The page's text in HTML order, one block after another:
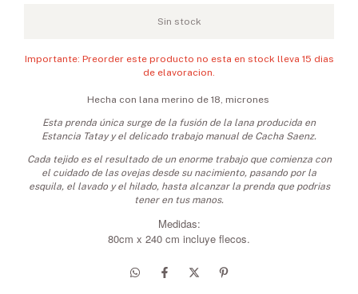
Importante: Preorder este producto no esta en stock lleva 15 dias
de elavoracion.
Hecha con lana merino de 18, micrones
Esta prenda única surge de la fusión de la lana producida en
Estancia Tatay y el delicado trabajo manual de Cacha Saenz.
Cada tejido es el resultado de un enorme trabajo que comienza con
el cuidado de las ovejas desde su nacimiento, pasando por la
esquila, el lavado y el hilado, hasta alcanzar la prenda que podrias
tener en tus manos.
Medidas:
80cm x 240 cm incluye flecos.